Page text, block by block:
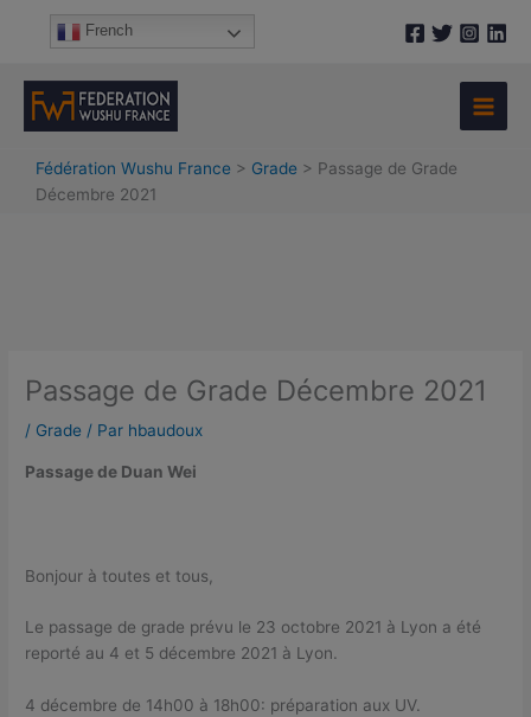
French
Fédération Wushu France > Grade > Passage de Grade
Décembre 2021
Passage de Grade Décembre 2021
/ Grade / Par hbaudoux
Passage de Duan Wei
Bonjour à toutes et tous,
Le passage de grade prévu le 23 octobre 2021 à Lyon a été
reporté au 4 et 5 décembre 2021 à Lyon.
4 décembre de 14h00 à 18h00: préparation aux UV.
c